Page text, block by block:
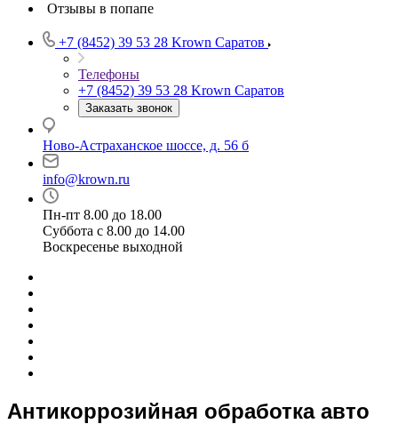
Отзывы в попапе
+7 (8452) 39 53 28 Krown Саратов
Телефоны
+7 (8452) 39 53 28 Krown Саратов
Заказать звонок
Ново-Астраханское шоссе, д. 56 б
info@krown.ru
Пн-пт 8.00 до 18.00
Суббота с 8.00 до 14.00
Воскресенье выходной
Антикоррозийная обработка авто